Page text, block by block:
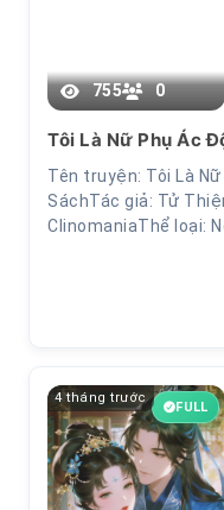
Chương 8
755 0
Tôi Là Nữ Phụ Ác
Tên truyện: Tôi Là
SáchTác giả: Tử
ClinomaniaThể loại:
4 tháng trước
FULL